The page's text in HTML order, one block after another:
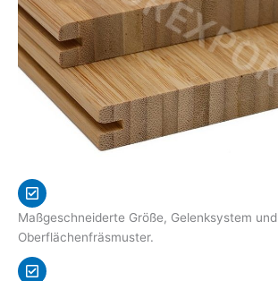
Maßgeschneiderte Größe, Gelenksystem und
Oberflächenfräsmuster.